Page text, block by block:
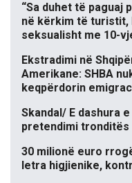
“Sa duhet të paguaj
në kërkim të turistit,
seksualisht me 10-
Ekstradimi në
Amerikane: SHBA
keqpërdorin
Skandal/ E dashura
pretendimi tronditës
30 milionë euro
letra higjienike,